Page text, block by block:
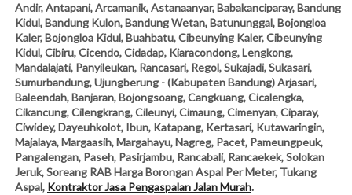
Andir, Antapani, Arcamanik, Astanaanyar, Babakanciparay, Bandung
Kidul, Bandung Kulon, Bandung Wetan, Batununggal, Bojongloa
Kaler, Bojongloa Kidul, Buahbatu, Cibeunying Kaler, Cibeunying
Kidul, Cibiru, Cicendo, Cidadap, Kiaracondong, Lengkong,
Mandalajati, Panyileukan, Rancasari, Regol, Sukajadi, Sukasari,
Sumurbandung, Ujungberung - (Kabupaten Bandung) Arjasari,
Baleendah, Banjaran, Bojongsoang, Cangkuang, Cicalengka,
Cikancung, Cilengkrang, Cileunyi, Cimaung, Cimenyan, Ciparay,
Ciwidey, Dayeuhkolot, Ibun, Katapang, Kertasari, Kutawaringin,
Majalaya, Margaasih, Margahayu, Nagreg, Pacet, Pameungpeuk,
Pangalengan, Paseh, Pasirjambu, Rancabali, Rancaekek, Solokan
Jeruk, Soreang RAB Harga Borongan Aspal Per Meter, Tukang
Aspal, Kontraktor Jasa Pengaspalan Jalan Murah.